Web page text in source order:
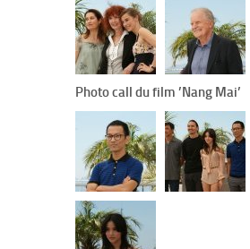
Photo call du film ’Nang Mai’